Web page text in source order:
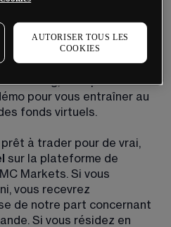
un compte démo
ou si vous souhaitez
trading, vous pouvez
pour vous entraîner au
fonds virtuels.
à trader pour de vrai,
sur la plateforme de
Markets. Si vous
vous recevrez
de notre part concernant
Si vous résidez en
AUTORISER TOUS LES
COOKIES